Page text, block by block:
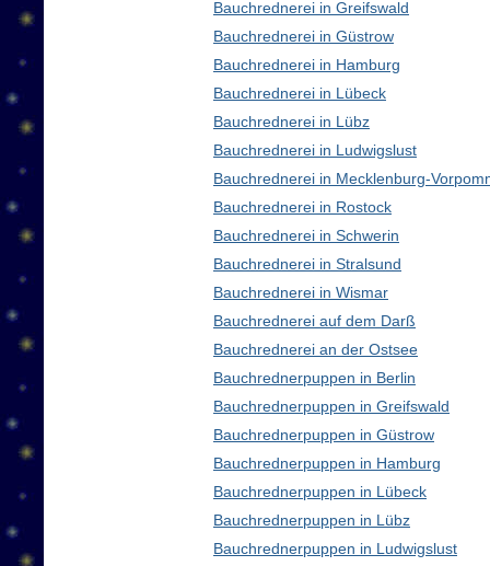
Bauchrednerei in Greifswald
Bauchrednerei in Güstrow
Bauchrednerei in Hamburg
Bauchrednerei in Lübeck
Bauchrednerei in Lübz
Bauchrednerei in Ludwigslust
Bauchrednerei in Mecklenburg-
Bauchrednerei in Rostock
Bauchrednerei in Schwerin
Bauchrednerei in Stralsund
Bauchrednerei in Wismar
Bauchrednerei auf dem Darß
Bauchrednerei an der Ostsee
Bauchrednerpuppen in Berlin
Bauchrednerpuppen in Greifswald
Bauchrednerpuppen in Güstrow
Bauchrednerpuppen in Hamburg
Bauchrednerpuppen in Lübeck
Bauchrednerpuppen in Lübz
Bauchrednerpuppen in Ludwigslust